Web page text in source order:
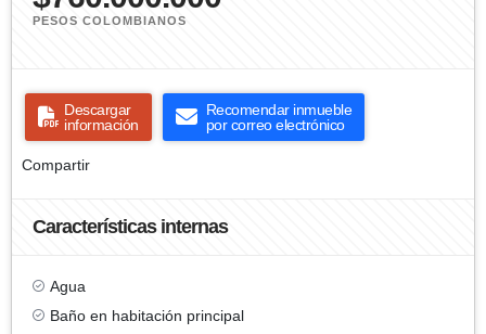
PESOS COLOMBIANOS
Descargar
información
Recomendar inmueble
por correo electrónico
Compartir
Características internas
Agua
Baño en habitación principal